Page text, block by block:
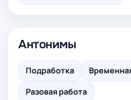
Антонимы
Подработка
Разовая работа